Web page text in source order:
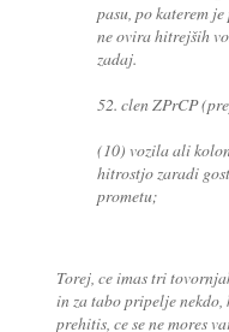
pasu, po katerem
ne ovira hitrejših
zadaj.
52. clen ZPrCP
(10) vozila ali
hitrostjo zaradi
prometu;
Torej, ce imas tri
in za tabo pripelje
prehitis, ce se ne mores